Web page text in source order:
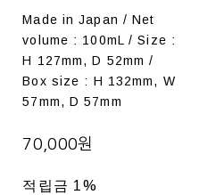
Made in Japan / Net
volume : 100mL / Size :
H 127mm, D 52mm /
Box size : H 132mm, W
57mm, D 57mm
70,000원
적립금 1%